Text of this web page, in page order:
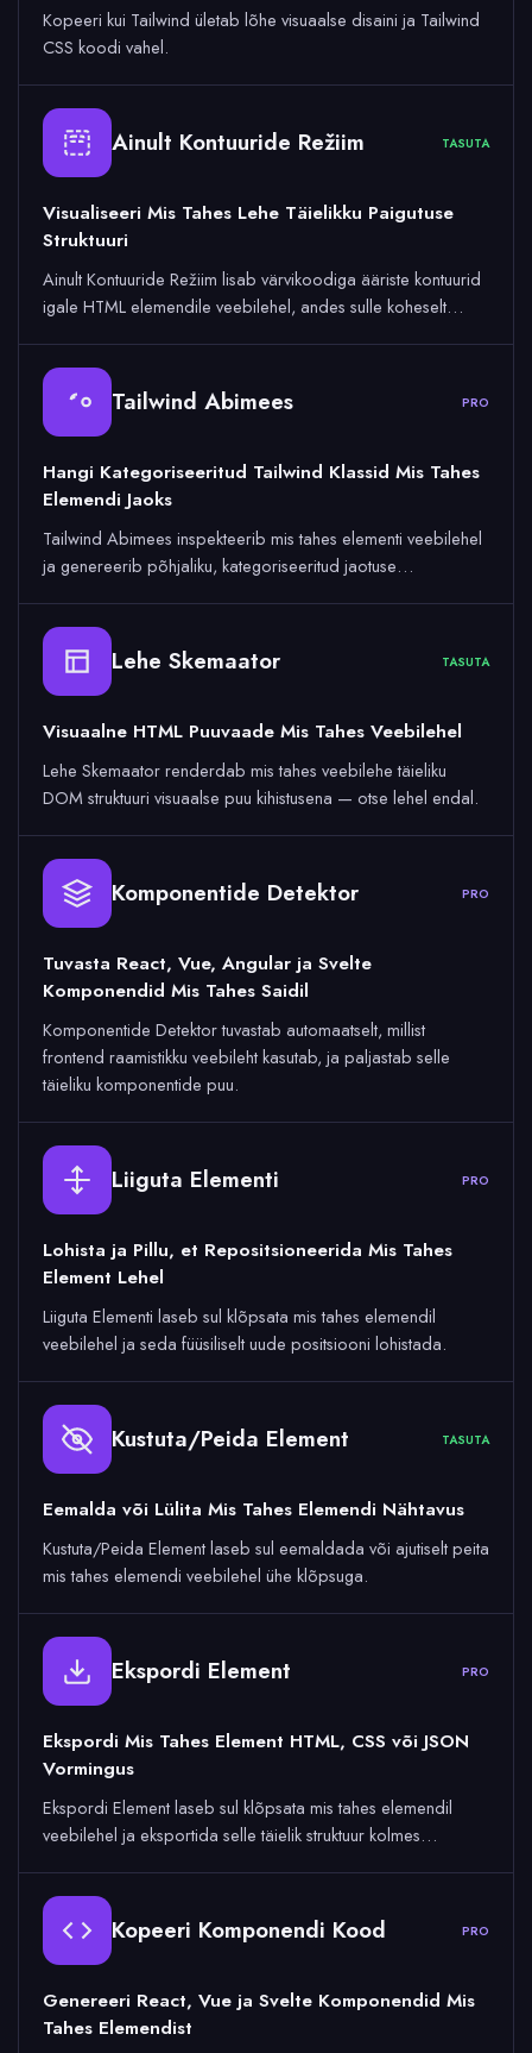
Kopeeri kui Tailwind ületab lõhe visuaalse disaini ja Tailwind
CSS koodi vahel.
Ainult Kontuuride Režiim TASUTA
Visualiseeri Mis Tahes Lehe Täielikku Paigutuse
Struktuuri
Ainult Kontuuride Režiim lisab värvikoodiga ääriste kontuurid
igale HTML elemendile veebilehel, andes sulle koheselt…
Tailwind Abimees PRO
Hangi Kategoriseeritud Tailwind Klassid Mis Tahes
Elemendi Jaoks
Tailwind Abimees inspekteerib mis tahes elementi veebilehel
ja genereerib põhjaliku, kategoriseeritud jaotuse…
Lehe Skemaator TASUTA
Visuaalne HTML Puuvaade Mis Tahes Veebilehel
Lehe Skemaator renderdab mis tahes veebilehe täieliku
DOM struktuuri visuaalse puu kihistusena — otse lehel endal.
Komponentide Detektor PRO
Tuvasta React, Vue, Angular ja Svelte
Komponendid Mis Tahes Saidil
Komponentide Detektor tuvastab automaatselt, millist
frontend raamistikku veebileht kasutab, ja paljastab selle
täieliku komponentide puu.
Liiguta Elementi PRO
Lohista ja Pillu, et Repositsioneerida Mis Tahes
Element Lehel
Liiguta Elementi laseb sul klõpsata mis tahes elemendil
veebilehel ja seda füüsiliselt uude positsiooni lohistada.
Kustuta/Peida Element TASUTA
Eemalda või Lülita Mis Tahes Elemendi Nähtavus
Kustuta/Peida Element laseb sul eemaldada või ajutiselt peita
mis tahes elemendi veebilehel ühe klõpsuga.
Ekspordi Element PRO
Ekspordi Mis Tahes Element HTML, CSS või JSON
Vormingus
Ekspordi Element laseb sul klõpsata mis tahes elemendil
veebilehel ja eksportida selle täielik struktuur kolmes…
Kopeeri Komponendi Kood PRO
Genereeri React, Vue ja Svelte Komponendid Mis
Tahes Elemendist